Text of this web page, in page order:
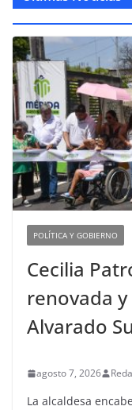
POLÍTICA Y GOBIERNO
Cecilia
renovada
Alvarado
agosto 7, 2026
La alcaldesa